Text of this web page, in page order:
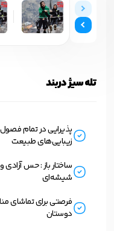
تله‌ سیژ دربند
پذیرایی در تمام
زیبایی‌های طبیعت
ساختار باز : حس
شیشه‌ای
فرصتی برای تماشای
دوستان